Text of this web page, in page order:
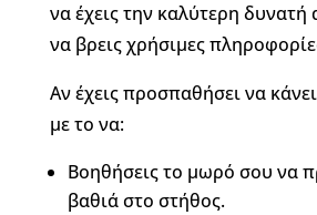
να έχεις την καλύτερη
να βρεις χρήσιμες
Αν έχεις προσπαθήσει να
με το να:
Βοηθήσεις το μωρό σου να
βαθιά στο στήθος.